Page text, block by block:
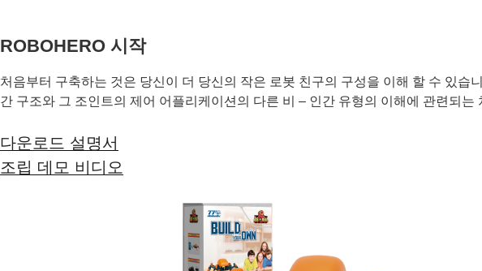
ROBOHERO 시작
처음부터 구축하는 것은 당신이 더 당신의 작은 로봇 친구의 구성을 이해 할 수 있습
간 구조와 그 조인트의 제어 어플리케이션의 다른 비 – 인간 유형의 이해에 관련되는
다운로드 설명서
조립 데모 비디오